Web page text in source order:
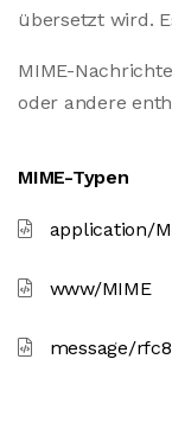
übersetzt wird.
MIME-
oder andere
MIME-Typen
application/
www/MIME
message/